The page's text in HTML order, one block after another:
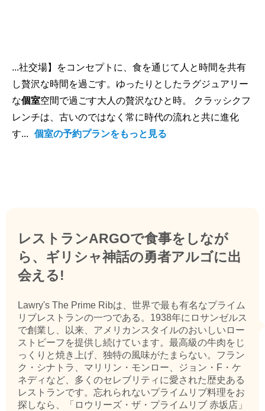
...社交場】をコンセプトに、食を通じて人と時間を共有
し贅沢な時間を過ごす。ゆったりとしたラグジュアリー
な個室空間で過ごす大人の贅沢なひと時。 クラッシクフ
レンチは、古いのではなく常に時代の流れと共に進化
す...
個室の予約プランをもっと見る
レストランARGOで食事をしなが
ら、ギリシャ神話の勇者アルゴに出
会える!
Lawry's The Prime Ribは、世界で最も有名なプライム
リブレストランの一つである。1938年にロサンゼルス
で創業し、以来、アメリカンスタイルのおいしいロー
ストビーフを提供し続けています。最高級の牛肉をじ
っくりと焼き上げ、独特の風味がたまらない。フラン
ク・シナトラ、マリリン・モンロー、ジョン・F・ケ
ネディなど、多くのセレブリティに愛された歴史ある
レストランです。忘れられないプライムリブ料理をお
探しなら、「ロウリーズ・ザ・プライムリブ 赤坂店」